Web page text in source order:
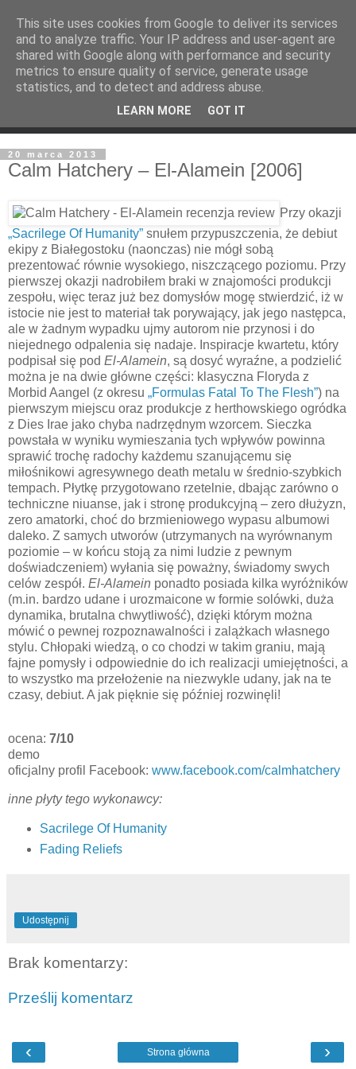
20 marca 2013
Calm Hatchery – El-Alamein [2006]
Przy okazji
„Sacrilege Of Humanity” snułem przypuszczenia, że debiut
ekipy z Białegostoku (naonczas) nie mógł sobą
prezentować równie wysokiego, niszczącego poziomu. Przy
pierwszej okazji nadrobiłem braki w znajomości produkcji
zespołu, więc teraz już bez domysłów mogę stwierdzić, iż w
istocie nie jest to materiał tak porywający, jak jego następca,
ale w żadnym wypadku ujmy autorom nie przynosi i do
niejednego odpalenia się nadaje. Inspiracje kwartetu, który
podpisał się pod El-Alamein, są dosyć wyraźne, a podzielić
można je na dwie główne części: klasyczna Floryda z
Morbid Aangel (z okresu „Formulas Fatal To The Flesh”) na
pierwszym miejscu oraz produkcje z herthowskiego ogródka
z Dies Irae jako chyba nadrzędnym wzorcem. Sieczka
powstała w wyniku wymieszania tych wpływów powinna
sprawić trochę radochy każdemu szanującemu się
miłośnikowi agresywnego death metalu w średnio-szybkich
tempach. Płytkę przygotowano rzetelnie, dbając zarówno o
techniczne niuanse, jak i stronę produkcyjną – zero dłużyzn,
zero amatorki, choć do brzmieniowego wypasu albumowi
daleko. Z samych utworów (utrzymanych na wyrównanym
poziomie – w końcu stoją za nimi ludzie z pewnym
doświadczeniem) wyłania się poważny, świadomy swych
celów zespół. El-Alamein ponadto posiada kilka wyróżników
(m.in. bardzo udane i urozmaicone w formie solówki, duża
dynamika, brutalna chwytliwość), dzięki którym można
mówić o pewnej rozpoznawalności i zalążkach własnego
stylu. Chłopaki wiedzą, o co chodzi w takim graniu, mają
fajne pomysły i odpowiednie do ich realizacji umiejętności, a
to wszystko ma przełożenie na niezwykle udany, jak na te
czasy, debiut. A jak pięknie się później rozwinęli!
ocena: 7/10
demo
oficjalny profil Facebook: www.facebook.com/calmhatchery
inne płyty tego wykonawcy:
Sacrilege Of Humanity
Fading Reliefs
Udostępnij
Brak komentarzy:
Prześlij komentarz
‹ ›
Strona główna
This site uses cookies from Google to deliver its services
and to analyze traffic. Your IP address and user-agent are
shared with Google along with performance and security
metrics to ensure quality of service, generate usage
statistics, and to detect and address abuse.
LEARN MORE GOT IT